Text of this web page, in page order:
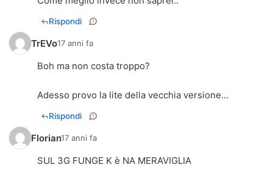
Rispondi
TrEVo17 anni fa
Boh ma non costa troppo?
Adesso provo la lite della vecchia versione...
Rispondi
Florian17 anni fa
SUL 3G FUNGE K è NA MERAVIGLIA